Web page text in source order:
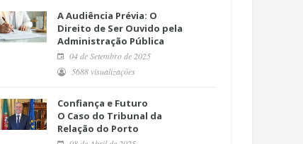
A Audiência Prévia: O
Direito de Ser Ouvido pela
Administração Pública
04 de Setembro de 2025
5688 visualizações
Confiança e Futuro
O Caso do Tribunal da
Relação do Porto